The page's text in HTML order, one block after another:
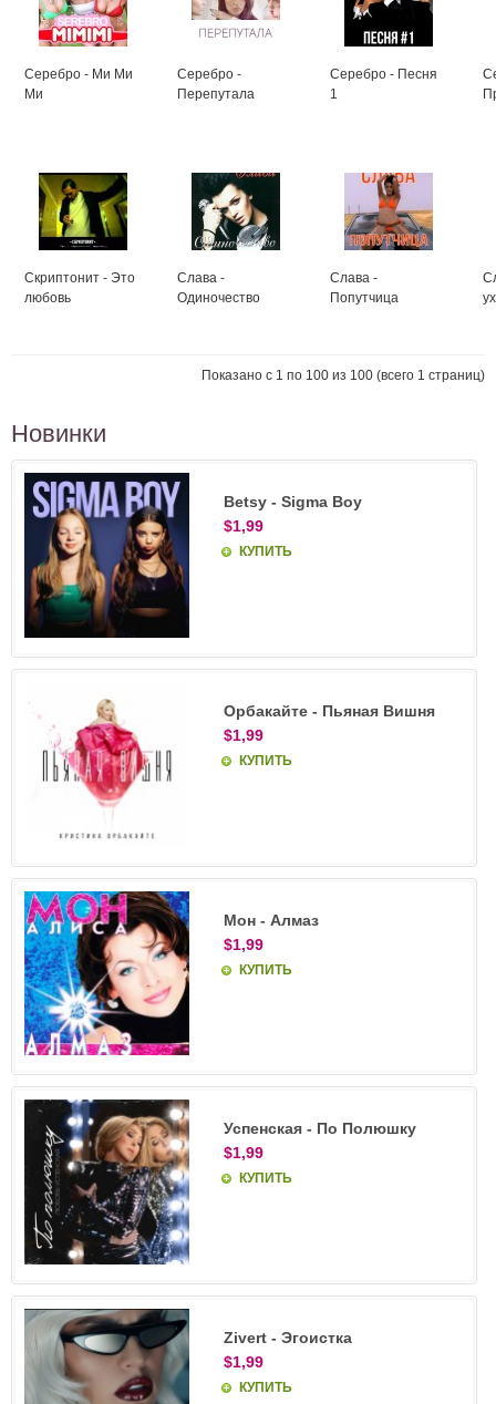
Серебро - Ми Ми
Ми
Серебро -
Перепутала
Серебро - Песня
1
Скриптонит - Это
любовь
Слава -
Одиночество
Слава -
Попутчица
Показано с 1 по 100 из 100 (всего 1 страниц)
Новинки
Betsy - Sigma Boy
$1,99
КУПИТЬ
Орбакайте - Пьяная Вишня
$1,99
КУПИТЬ
Мон - Алмаз
$1,99
КУПИТЬ
Успенская - По Полюшку
$1,99
КУПИТЬ
Zivert - Эгоистка
$1,99
КУПИТЬ